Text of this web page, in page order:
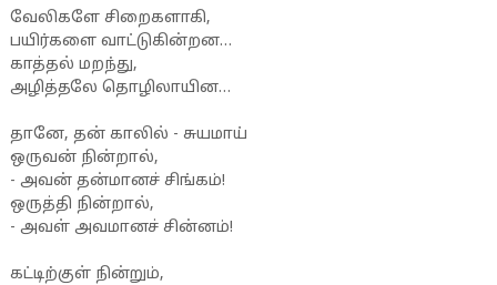
வேலிகளே சிறைகளாகி,
பயிர்களை வாட்டுகின்றன…
காத்தல் மறந்து,
அழித்தலே தொழிலாயின…
தானே, தன் காலில் - சுயமாய்
ஒருவன் நின்றால்,
- அவன் தன்மானச் சிங்கம்!
ஒருத்தி நின்றால்,
- அவள் அவமானச் சின்னம்!
கட்டிற்குள் நின்றும்,